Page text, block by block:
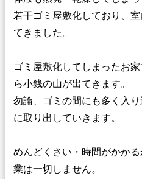
若干ゴミ屋敷化しており、
てきました。
ゴミ屋敷化してしまったお
ら小銭の山が出てきます。
勿論、ゴミの間にも多く入
に取り出していきます。
めんどくさい・時間がかか
業は一切しません。